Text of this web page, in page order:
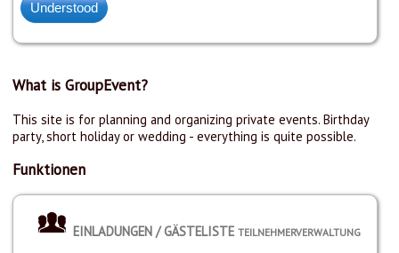
What is GroupEvent?
This site is for planning and organizing private events. Birthday
party, short holiday or wedding - everything is quite possible.
Funktionen
EINLADUNGEN / GÄSTELISTE TEILNEHMERVERWALTUNG